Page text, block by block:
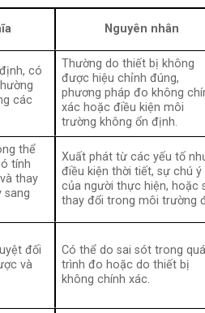
Nguyên nhân
có
các
Thường do thiết bị không
được hiệu chỉnh đúng,
phương pháp đo không
xác hoặc điều kiện môi
trường không ổn định.
thể
tính
thay
sang
Xuất phát từ các yếu tố
điều kiện thời tiết, sự chú ý
của người thực hiện, hoặc
thay đổi trong môi trường
đối
và
Có thể do sai sót trong
trình đo hoặc do thiết bị
không chính xác.